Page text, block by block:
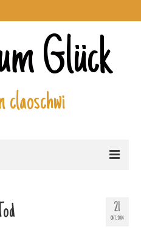
Glück
claoschwi
21
OKT. 2014